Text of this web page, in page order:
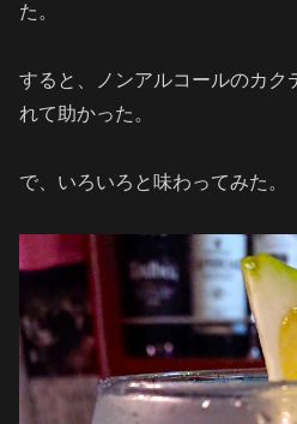
た。
すると、ノンアルコールのカク
れて助かった。
で、いろいろと味わってみた。